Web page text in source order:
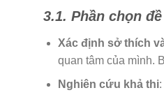
3.1. Phần chọn
Xác định sở thích
quan tâm của mình.
Nghiên cứu khả thi: